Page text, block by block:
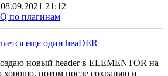
08.09.2021 21:12
по плагинам
еще один heaDER
новый header в ELEMENTOR на
хорошо, потом после сохраняю и